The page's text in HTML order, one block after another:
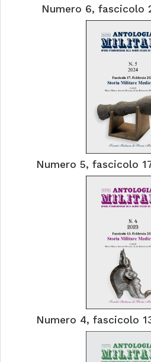
Numero 6, fascicolo
Numero 5, fascicolo
Numero 4, fascicolo